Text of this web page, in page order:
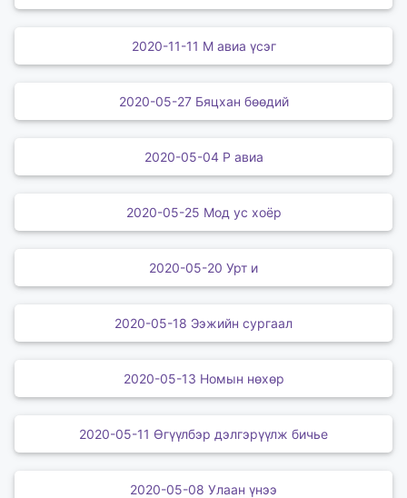
2020-11-11 М авиа үсэг
2020-05-27 Бяцхан бөөдий
2020-05-04 Р авиа
2020-05-25 Мод ус хоёр
2020-05-20 Урт и
2020-05-18 Ээжийн сургаал
2020-05-13 Номын нөхөр
2020-05-11 Өгүүлбэр дэлгэрүүлж бичье
2020-05-08 Улаан үнээ